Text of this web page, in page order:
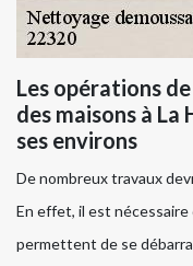
Les opérations
des maisons à
ses environs
De nombreux travaux
En effet, il est
permettent de se